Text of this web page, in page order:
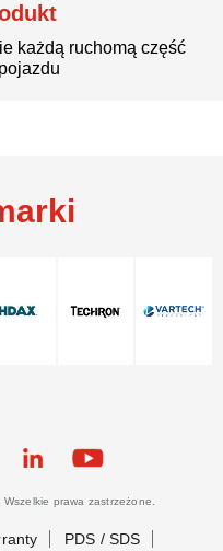
każdą ruchomą część
prawa zastrzeżone.
PDS / SDS